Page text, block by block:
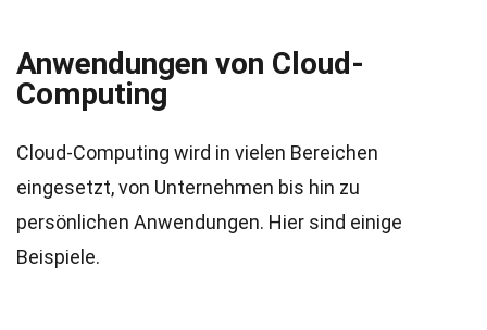
Anwendungen von Cloud-
Computing
Cloud-Computing wird in vielen Bereichen
eingesetzt, von Unternehmen bis hin zu
persönlichen Anwendungen. Hier sind einige
Beispiele.